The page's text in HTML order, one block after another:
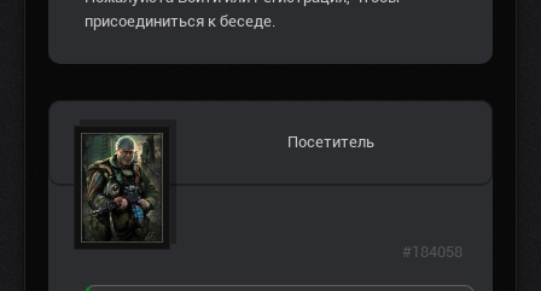
присоединиться к беседе.
Посетитель
#184058